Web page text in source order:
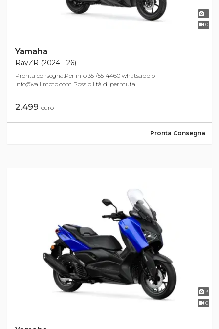
1
0
Yamaha
RayZR (2024 - 26)
Pronta consegna.Per info 351/5514460 whatsapp o
info@vallimoto.com Possibilità di permuta ...
2.499 euro
Pronta Consegna
3
0